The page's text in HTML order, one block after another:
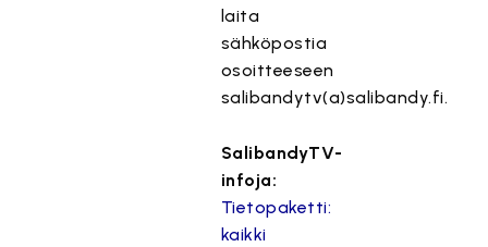
laita
sähköpostia
osoitteeseen
salibandytv(a)salibandy.fi.
SalibandyTV-
infoja:
Tietopaketti:
kaikki